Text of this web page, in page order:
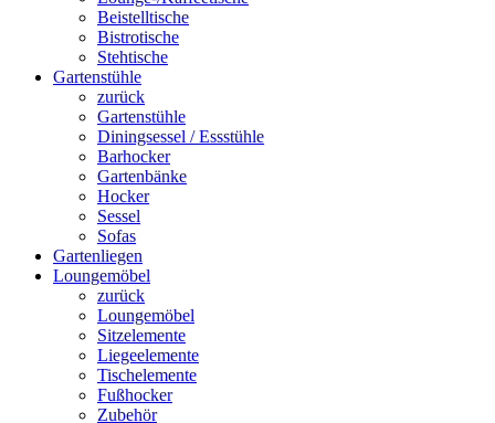
Beistelltische
Bistrotische
Stehtische
Gartenstühle
zurück
Gartenstühle
Diningsessel / Essstühle
Barhocker
Gartenbänke
Hocker
Sessel
Sofas
Gartenliegen
Loungemöbel
zurück
Loungemöbel
Sitzelemente
Liegeelemente
Tischelemente
Fußhocker
Zubehör